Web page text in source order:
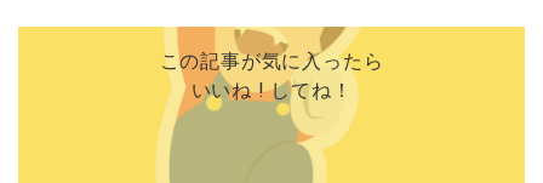
この記事が気に入ったら
いいね ! してね！